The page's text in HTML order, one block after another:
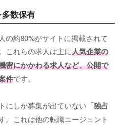
数保有
の約80%がサイトに掲載されて
これらの求人は主に人気企業の
密にかかわる求人など、公開で
件です。
にしか募集が出ていない 「独占
。これは他の転職エージェント